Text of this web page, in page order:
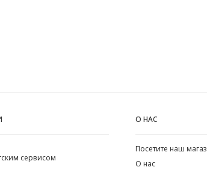
сервисом
О НАС
Посетите наш
О нас